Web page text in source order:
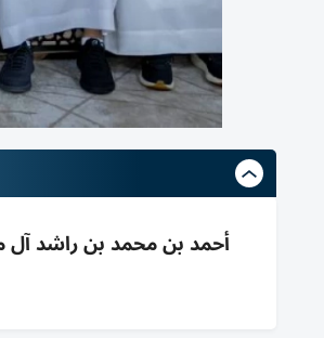
أحمد بن محمد بن راشد آل